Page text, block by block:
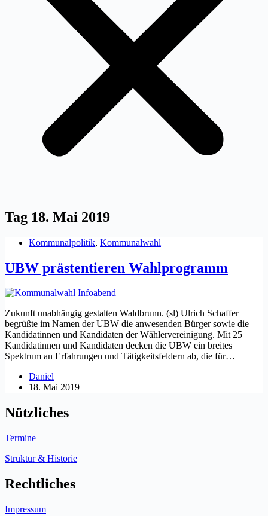
Tag 18. Mai 2019
Kommunalpolitik, Kommunalwahl
UBW prästentieren Wahlprogramm
Zukunft unabhängig gestalten Waldbrunn. (sl) Ulrich Schaffer
begrüßte im Namen der UBW die anwesenden Bürger sowie die
Kandidatinnen und Kandidaten der Wählervereinigung. Mit 25
Kandidatinnen und Kandidaten decken die UBW ein breites
Spektrum an Erfahrungen und Tätigkeitsfeldern ab, die für…
Daniel
18. Mai 2019
Nützliches
Termine
Struktur & Historie
Rechtliches
Impressum